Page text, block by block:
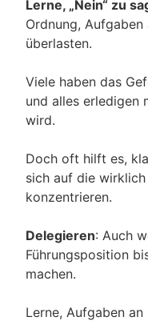
Lerne, „Nein“ zu
Ordnung,
überlasten.
Viele haben das
und alles erledigen
wird.
Doch oft hilft es,
sich auf die
konzentrieren.
Delegieren: Auch
Führungsposition
machen.
Lerne, Aufgaben